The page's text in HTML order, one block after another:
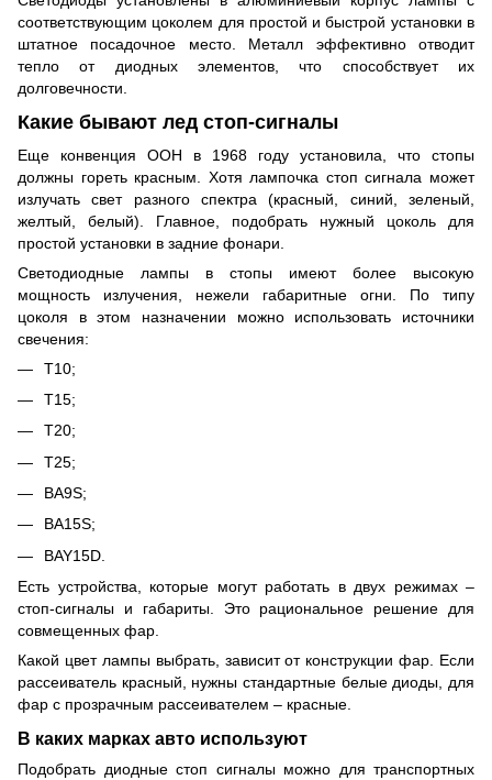
соответствующим цоколем для простой и быстрой установки в
штатное посадочное место. Металл эффективно отводит
тепло от диодных элементов, что способствует их
долговечности.
Какие бывают лед стоп-сигналы
Еще конвенция ООН в 1968 году установила, что стопы
должны гореть красным. Хотя лампочка стоп сигнала может
излучать свет разного спектра (красный, синий, зеленый,
желтый, белый). Главное, подобрать нужный цоколь для
простой установки в задние фонари.
Светодиодные лампы в стопы имеют более высокую
мощность излучения, нежели габаритные огни. По типу
цоколя в этом назначении можно использовать источники
свечения:
T10;
Т15;
Т20;
Т25;
BA9S;
BA15S;
BAY15D.
Есть устройства, которые могут работать в двух режимах –
стоп-сигналы и габариты. Это рациональное решение для
совмещенных фар.
Какой цвет лампы выбрать, зависит от конструкции фар. Если
рассеиватель красный, нужны стандартные белые диоды, для
фар с прозрачным рассеивателем – красные.
В каких марках авто используют
Подобрать диодные стоп сигналы можно для транспортных